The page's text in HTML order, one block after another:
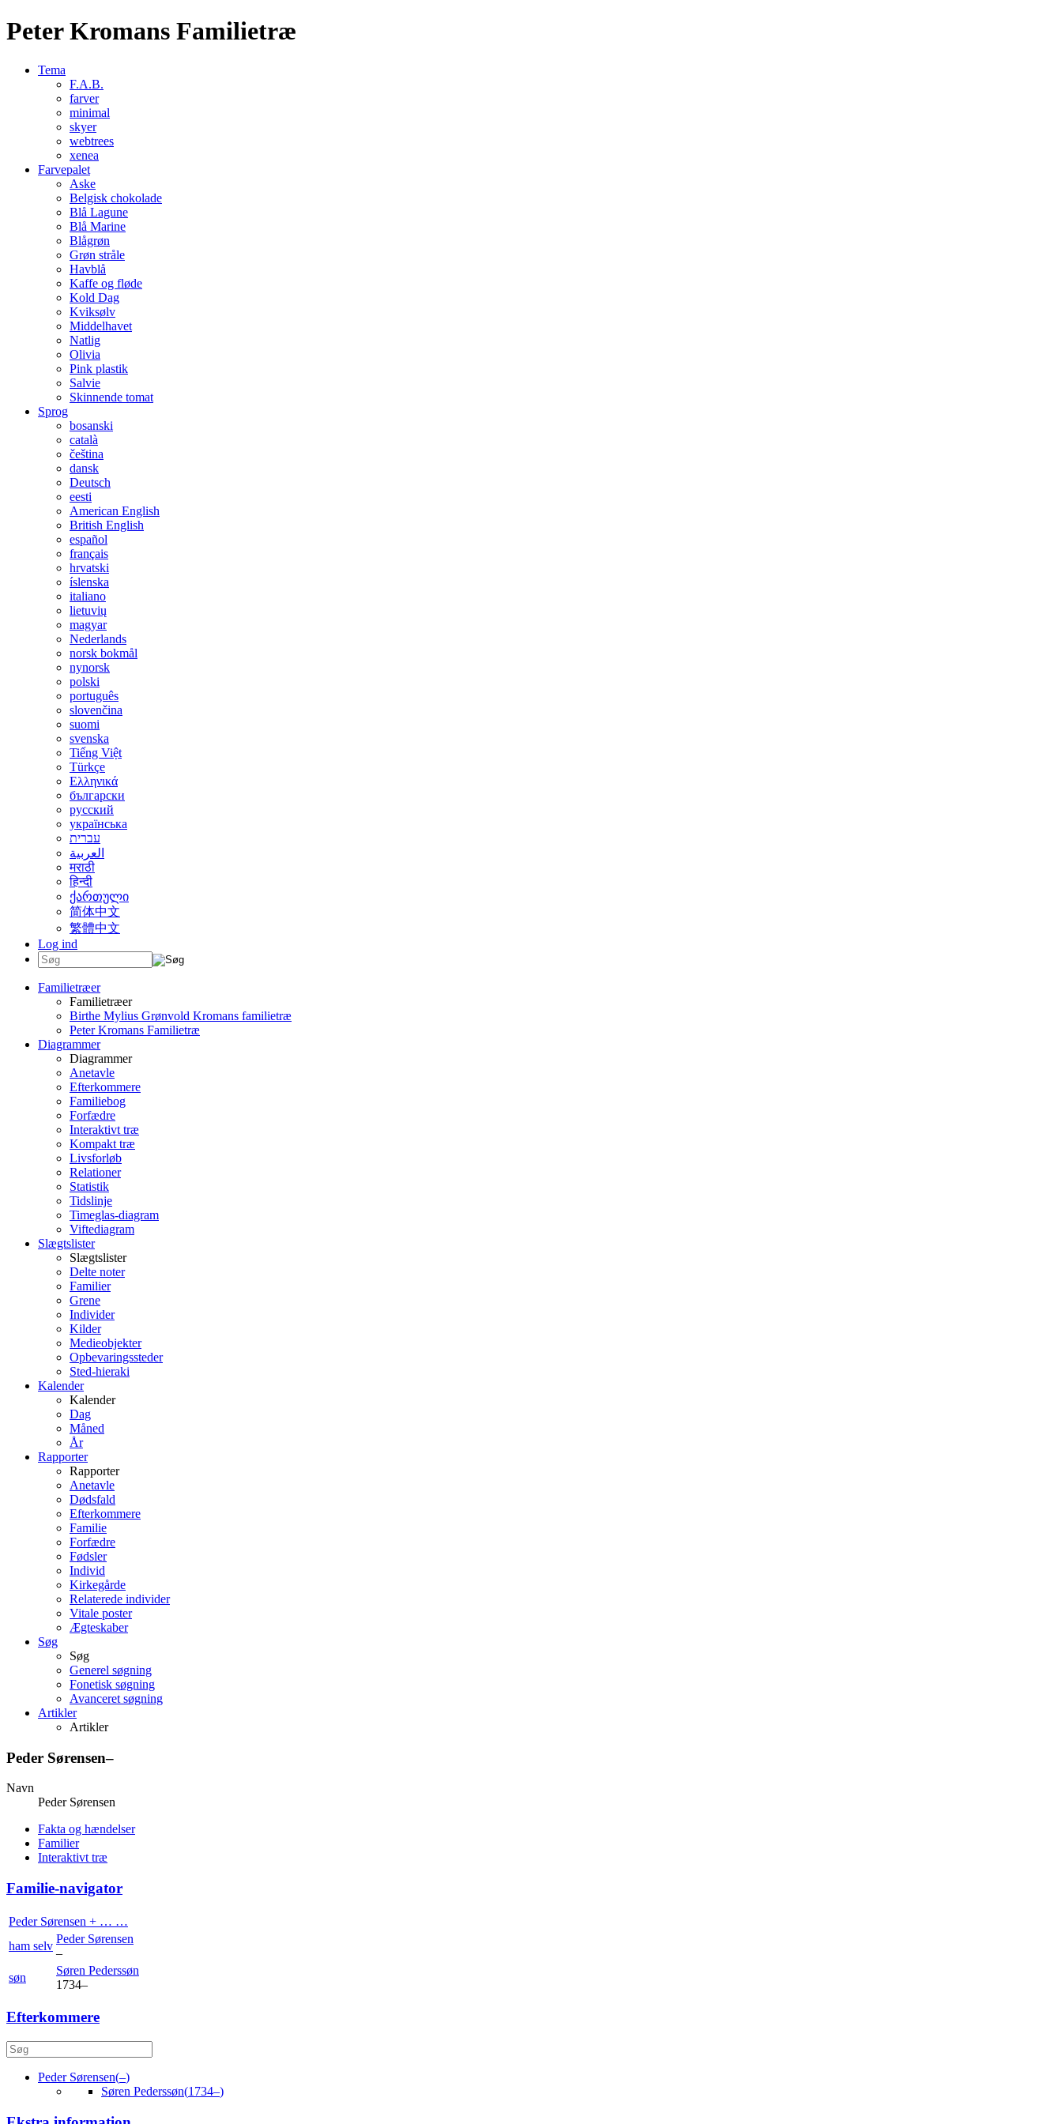
Peter Kromans Familietræ
Tema
F.A.B.
farver
minimal
skyer
webtrees
xenea
Farvepalet
Aske
Belgisk chokolade
Blå Lagune
Blå Marine
Blågrøn
Grøn stråle
Havblå
Kaffe og fløde
Kold Dag
Kviksølv
Middelhavet
Natlig
Olivia
Pink plastik
Salvie
Skinnende tomat
Sprog
bosanski
català
čeština
dansk
Deutsch
eesti
American English
British English
español
français
hrvatski
íslenska
italiano
lietuvių
magyar
Nederlands
norsk bokmål
nynorsk
polski
português
slovenčina
suomi
svenska
Tiếng Việt
Türkçe
Ελληνικά
български
русский
українська
עברית
العربية
मराठी
हिन्दी
ქართული
简体中文
繁體中文
Log ind
Familietræer
Familietræer
Birthe Mylius Grønvold Kromans familietræ
Peter Kromans Familietræ
Diagrammer
Diagrammer
Anetavle
Efterkommere
Familiebog
Forfædre
Interaktivt træ
Kompakt træ
Livsforløb
Relationer
Statistik
Tidslinje
Timeglas-diagram
Viftediagram
Slægtslister
Slægtslister
Delte noter
Familier
Grene
Individer
Kilder
Medieobjekter
Opbevaringssteder
Sted-hieraki
Kalender
Kalender
Dag
Måned
År
Rapporter
Rapporter
Anetavle
Dødsfald
Efterkommere
Familie
Forfædre
Fødsler
Individ
Kirkegårde
Relaterede individer
Vitale poster
Ægteskaber
Søg
Søg
Generel søgning
Fonetisk søgning
Avanceret søgning
Artikler
Artikler
Peder Sørensen–
Navn
Peder Sørensen
Fakta og hændelser
Familier
Interaktivt træ
Familie-navigator
Peder Sørensen + … …
ham selv
Peder Sørensen
–
søn
Søren Pederssøn
1734–
Efterkommere
Peder Sørensen(–)
Søren Pederssøn(1734–)